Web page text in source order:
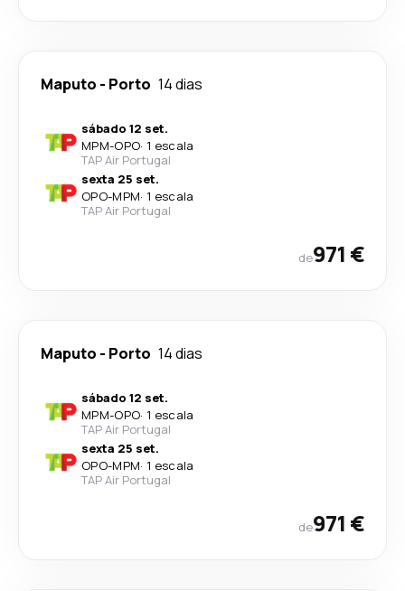
Maputo - Porto 14 dias
sábado 12 set.
MPM-OPO· 1 escala
TAP Air Portugal
sexta 25 set.
OPO-MPM· 1 escala
TAP Air Portugal
de971 €
Maputo - Porto 14 dias
sábado 12 set.
MPM-OPO· 1 escala
TAP Air Portugal
sexta 25 set.
OPO-MPM· 1 escala
TAP Air Portugal
de971 €